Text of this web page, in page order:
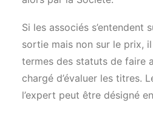
Si les associés s’entendent
sortie mais non sur le prix,
termes des statuts de faire
chargé d’évaluer les titres.
l’expert peut être désigné